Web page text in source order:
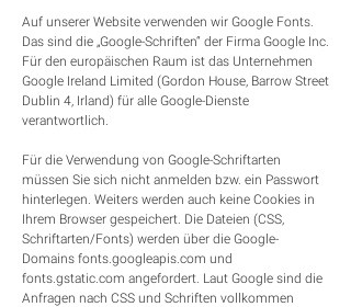
Auf unserer Website verwenden wir Google Fonts.
Das sind die „Google-Schriften“ der Firma Google Inc.
Für den europäischen Raum ist das Unternehmen
Google Ireland Limited (Gordon House, Barrow Street
Dublin 4, Irland) für alle Google-Dienste
verantwortlich.
Für die Verwendung von Google-Schriftarten
müssen Sie sich nicht anmelden bzw. ein Passwort
hinterlegen. Weiters werden auch keine Cookies in
Ihrem Browser gespeichert. Die Dateien (CSS,
Schriftarten/Fonts) werden über die Google-
Domains fonts.googleapis.com und
fonts.gstatic.com angefordert. Laut Google sind die
Anfragen nach CSS und Schriften vollkommen